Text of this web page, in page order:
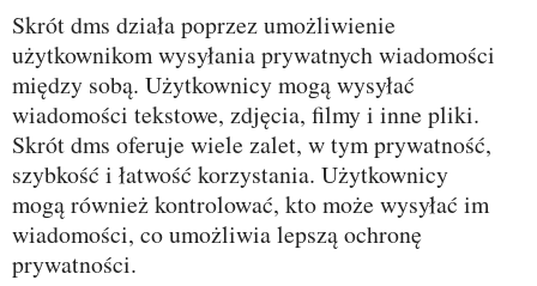
Skrót dms działa poprzez umożliwienie
użytkownikom wysyłania prywatnych wiadomości
między sobą. Użytkownicy mogą wysyłać
wiadomości tekstowe, zdjęcia, filmy i inne pliki.
Skrót dms oferuje wiele zalet, w tym prywatność,
szybkość i łatwość korzystania. Użytkownicy
mogą również kontrolować, kto może wysyłać im
wiadomości, co umożliwia lepszą ochronę
prywatności.